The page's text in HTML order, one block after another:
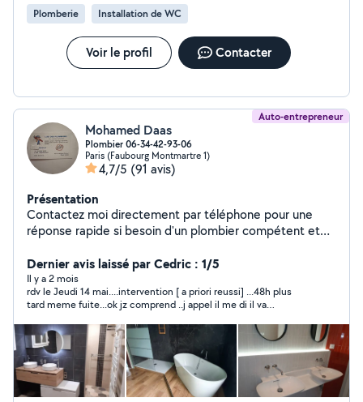
Plomberie Installation de WC
Voir le profil Contacter
Auto-entrepreneur
Mohamed Daas
Plombier 06-34-42-93-06
Paris (Faubourg Montmartre 1)
4,7/5 (91 avis)
Présentation
Contactez moi directement par téléphone pour une
réponse rapide si besoin d'un plombier compétent et
de plomberie. Plus de 10 ans d'expérience (vérifier sur
mon diplôme),intervention rapide et efficace, devis
gratuit et personnalisé, matériel de qualité et respect
des normes. Mon travail et garantie Service proposés : -
réparation de fuites d'eau -installation sanitaires ( éviers,
toilettes, douche, baignoire). -débouchage de
canalisations. - entretien et remplacement de chauffe
eaux - rénovation de salles de bains - installation de
système énergétique
Dernier avis laissé par Cedric : 1/5
Il y a 2 mois
rdv le Jeudi 14 mai....intervention [ a priori reussi] ...48h plus
tard meme fuite...ok jz comprend ..j appel il me di il va
locataires et client ..et puis ne decroche plus .je ne sais pas
comment ca s appel